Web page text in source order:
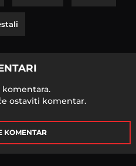
komentara.
ostaviti komentar.
KOMENTAR